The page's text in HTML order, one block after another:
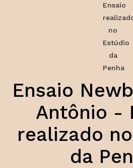
Ensaio
Antônio -
realizado
da